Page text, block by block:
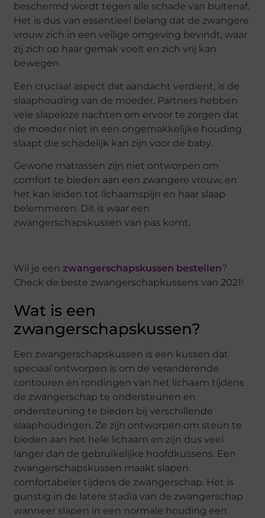
beschermd wordt tegen alle schade van buitenaf.
Het is dus van essentieel belang dat de zwangere
vrouw zich in een veilige omgeving bevindt, waar
zij zich op haar gemak voelt en zich vrij kan
bewegen.
Een cruciaal aspect dat aandacht verdient, is de
slaaphouding van de moeder. Partners hebben
vele slapeloze nachten om ervoor te zorgen dat
de moeder niet in een ongemakkelijke houding
slaapt die schadelijk kan zijn voor de baby.
Gewone matrassen zijn niet ontworpen om
comfort te bieden aan een zwangere vrouw, en
het kan leiden tot lichaamspijn en haar slaap
belemmeren. Dit is waar een
zwangerschapskussen van pas komt.
Wil je een zwangerschapskussen bestellen?
Check de beste zwangerschapkussens van 2021!
Wat is een
zwangerschapskussen?
Een zwangerschapskussen is een kussen dat
speciaal ontworpen is om de veranderende
contouren en rondingen van het lichaam tijdens
de zwangerschap te ondersteunen en
ondersteuning te bieden bij verschillende
slaaphoudingen. Ze zijn ontworpen om steun te
bieden aan het hele lichaam en zijn dus veel
langer dan de gebruikelijke hoofdkussens. Een
zwangerschapskussen maakt slapen
comfortabeler tijdens de zwangerschap. Het is
gunstig in de latere stadia van de zwangerschap
wanneer slapen in een normale houding een